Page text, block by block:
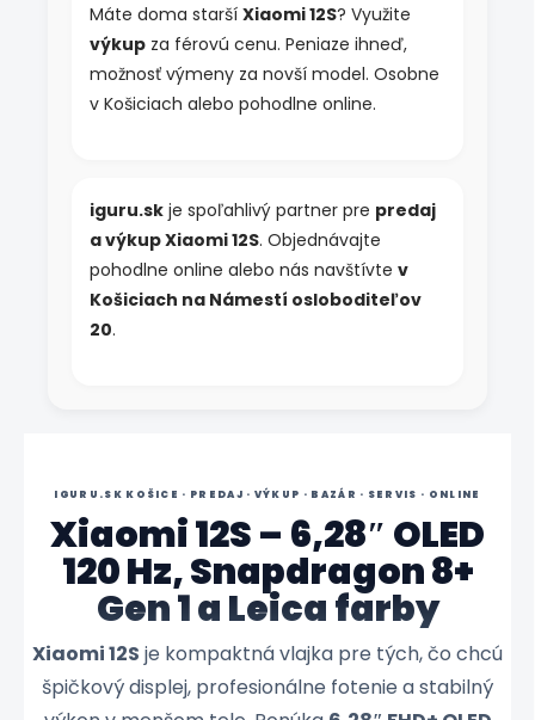
Máte doma starší Xiaomi 12S? Využite
výkup za férovú cenu. Peniaze ihneď,
možnosť výmeny za novší model. Osobne
v Košiciach alebo pohodlne online.
iguru.sk je spoľahlivý partner pre predaj
a výkup Xiaomi 12S. Objednávajte
pohodlne online alebo nás navštívte v
Košiciach na Námestí osloboditeľov
20.
IGURU.SK KOŠICE · PREDAJ · VÝKUP · BAZÁR · SERVIS · ONLINE
Xiaomi 12S – 6,28″ OLED
120 Hz, Snapdragon 8+
Gen 1 a Leica farby
Xiaomi 12S je kompaktná vlajka pre tých, čo chcú
špičkový displej, profesionálne fotenie a stabilný